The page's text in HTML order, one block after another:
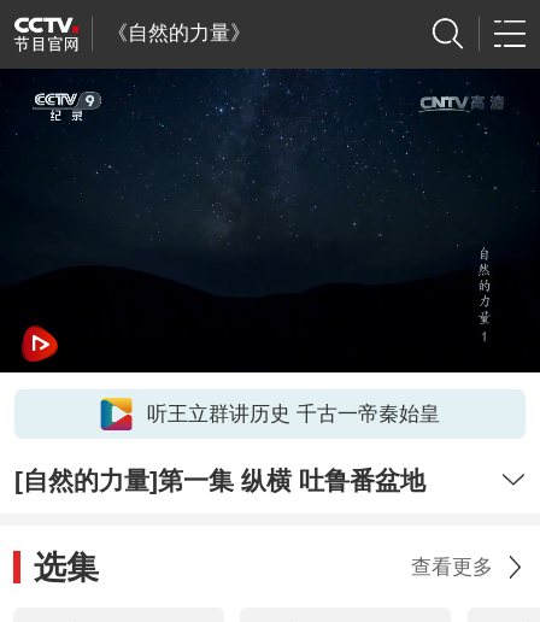
《自然的力量》
听王立群讲历史 千古一帝秦始皇
[自然的力量]第一集 纵横 吐鲁番盆地
选集 查看更多